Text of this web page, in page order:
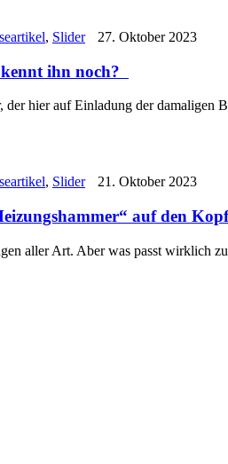
, Slider 27. Oktober 2023
ihn noch?
hier auf Einladung der damaligen
, Slider 21. Oktober 2023
auf den
aller Art. Aber was passt wirklich